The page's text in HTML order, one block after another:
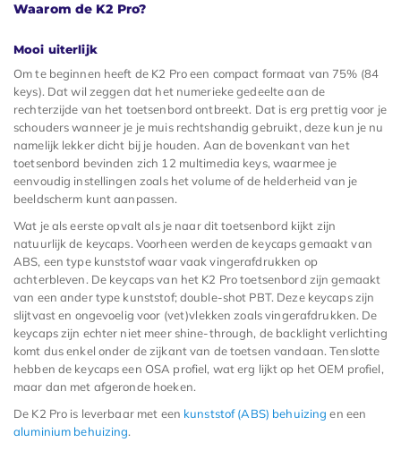
Waarom de K2 Pro?
Mooi uiterlijk
Om te beginnen heeft de K2 Pro een compact formaat van 75% (84
keys). Dat wil zeggen dat het numerieke gedeelte aan de
rechterzijde van het toetsenbord ontbreekt. Dat is erg prettig voor je
schouders wanneer je je muis rechtshandig gebruikt, deze kun je nu
namelijk lekker dicht bij je houden. Aan de bovenkant van het
toetsenbord bevinden zich 12 multimedia keys, waarmee je
eenvoudig instellingen zoals het volume of de helderheid van je
beeldscherm kunt aanpassen.
Wat je als eerste opvalt als je naar dit toetsenbord kijkt zijn
natuurlijk de keycaps. Voorheen werden de keycaps gemaakt van
ABS, een type kunststof waar vaak vingerafdrukken op
achterbleven. De keycaps van het K2 Pro toetsenbord zijn gemaakt
van een ander type kunststof; double-shot PBT. Deze keycaps zijn
slijtvast en ongevoelig voor (vet)vlekken zoals vingerafdrukken. De
keycaps zijn echter niet meer shine-through, de backlight verlichting
komt dus enkel onder de zijkant van de toetsen vandaan. Tenslotte
hebben de keycaps een OSA profiel, wat erg lijkt op het OEM profiel,
maar dan met afgeronde hoeken.
De K2 Pro is leverbaar met een kunststof (ABS) behuizing en een
aluminium behuizing.